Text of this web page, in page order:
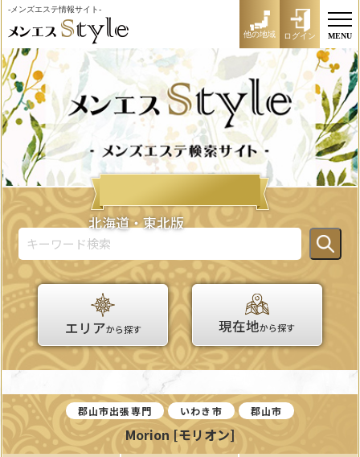
-メンズエステ情報サイト-
他の地域 ログイン MENU
北海道・東北版
エリアから探す 現在地から探す
郡山市出張専門 いわき市 郡山市
Morion [モリオン]